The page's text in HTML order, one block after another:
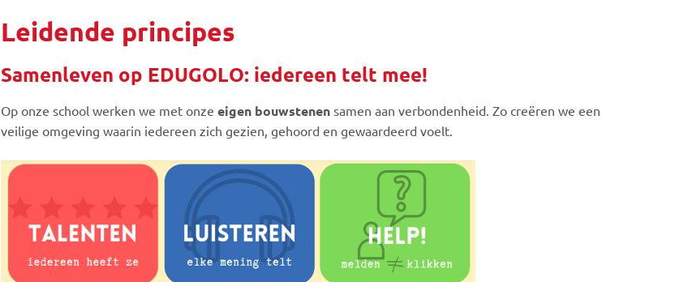
Leidende principes
Samenleven op EDUGOLO: iedereen telt mee!
Op onze school werken we met onze eigen bouwstenen samen aan verbondenheid. Zo creëren we een
veilige omgeving waarin iedereen zich gezien, gehoord en gewaardeerd voelt.